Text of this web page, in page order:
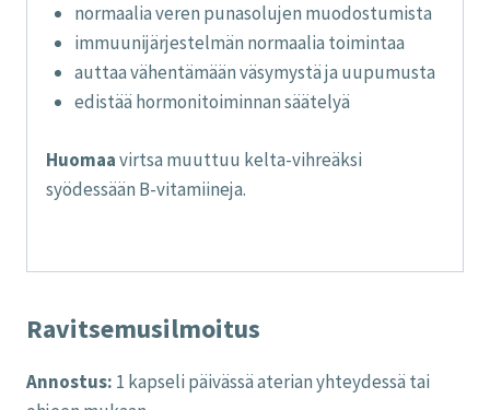
normaalia veren punasolujen muodostumista
immuunijärjestelmän normaalia toimintaa
auttaa vähentämään väsymystä ja uupumusta
edistää hormonitoiminnan säätelyä
Huomaavirtsa muuttuu kelta-vihreäksi
syödessään B-vitamiineja.
Ravitsemusilmoitus
Annostus: 1 kapseli päivässä aterian yhteydessä tai